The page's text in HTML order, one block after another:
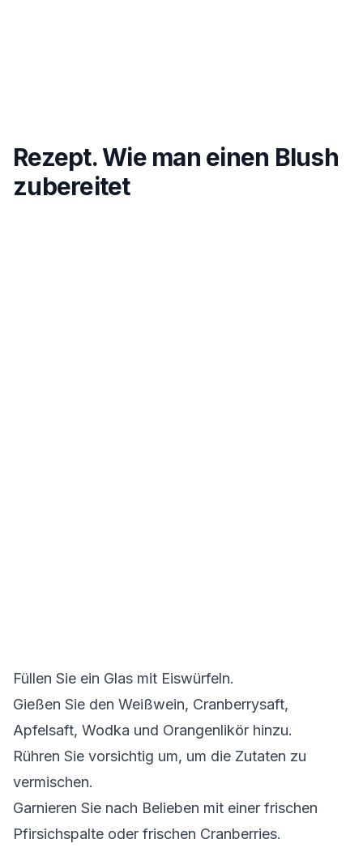
Rezept. Wie man einen Blush
zubereitet
Füllen Sie ein Glas mit Eiswürfeln.
Gießen Sie den Weißwein, Cranberrysaft,
Apfelsaft, Wodka und Orangenlikör hinzu.
Rühren Sie vorsichtig um, um die Zutaten zu
vermischen.
Garnieren Sie nach Belieben mit einer frischen
Pfirsichspalte oder frischen Cranberries.